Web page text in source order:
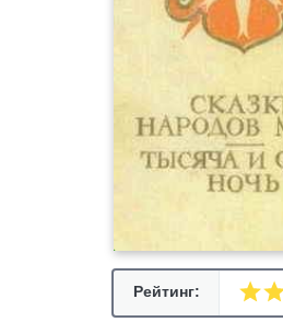
Рейтинг: